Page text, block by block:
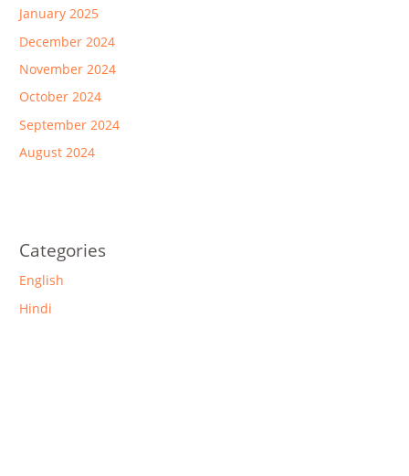
January 2025
December 2024
November 2024
October 2024
September 2024
August 2024
Categories
English
Hindi